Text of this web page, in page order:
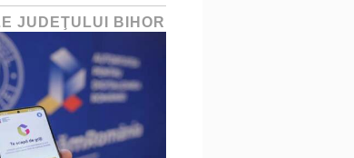
JUDEŢULUI BIHOR